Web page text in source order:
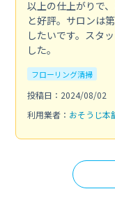
以上の仕上がりで
と好評。サロンは
したいです。スタ
した。
フローリング清掃
投稿日：2024/08/02
利用業者： おそうじ本